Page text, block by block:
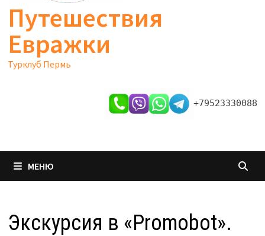
Путешествия
Евражки
Турклуб Пермь
+79523330088
МЕНЮ
Экскурсия в «Promobot».